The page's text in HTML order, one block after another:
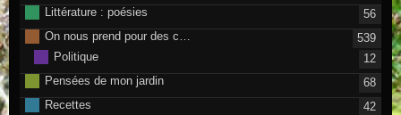
Littérature : poésies
56
On nous prend pour des c…
539
Politique
12
Pensées de mon jardin
68
Recettes
42